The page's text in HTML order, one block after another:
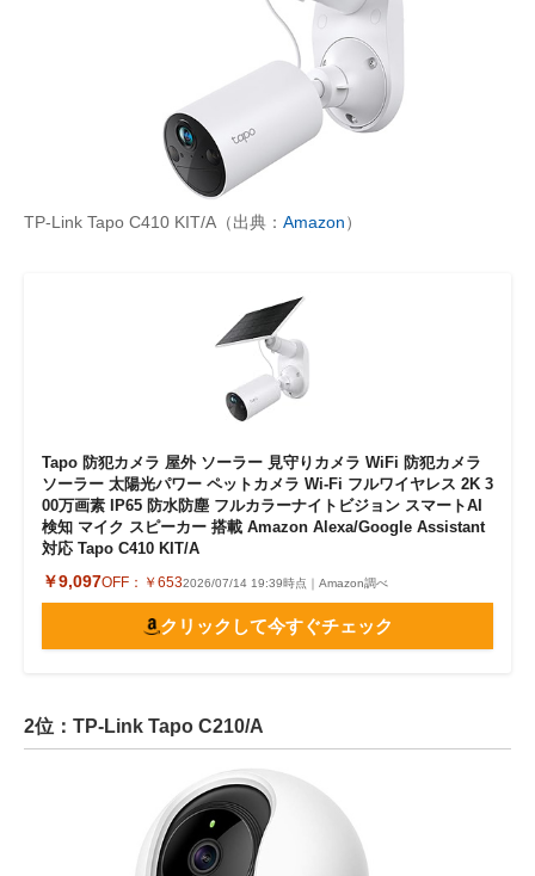
TP-Link Tapo C410 KIT/A（出典： Amazon）
Tapo 防犯カメラ 屋外 ソーラー 見守りカメラ WiFi 防犯カメラ
ソーラー 太陽光パワー ペットカメラ Wi-Fi フルワイヤレス 2K 3
00万画素 IP65 防水防塵 フルカラーナイトビジョン スマートAI
検知 マイク スピーカー 搭載 Amazon Alexa/Google Assistant
対応 Tapo C410 KIT/A
￥9,097OFF： ￥6532026/07/14 19:39時点｜Amazon調べ
クリックして今すぐチェック
2位：TP-Link Tapo C210/A